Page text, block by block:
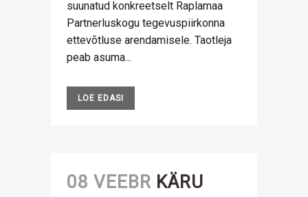
suunatud konkreetselt Raplamaa
Partnerluskogu tegevuspiirkonna
ettevõtluse arendamisele. Taotleja
peab asuma...
LOE EDASI
08 VEEBR KÄRU